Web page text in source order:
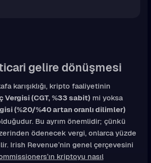
gelire dönüşmesi
karışıklığı, kripto faaliyetinin
Vergisi (CGT, %33 sabit)mi yoksa
(%20/%40 artan oranlı dilimler)
Bu ayrım önemlidir; çünkü
ödenecek vergi, onlarca yüzde
Irish Revenue’nin genel çerçevesini
kriptoyu nasıl